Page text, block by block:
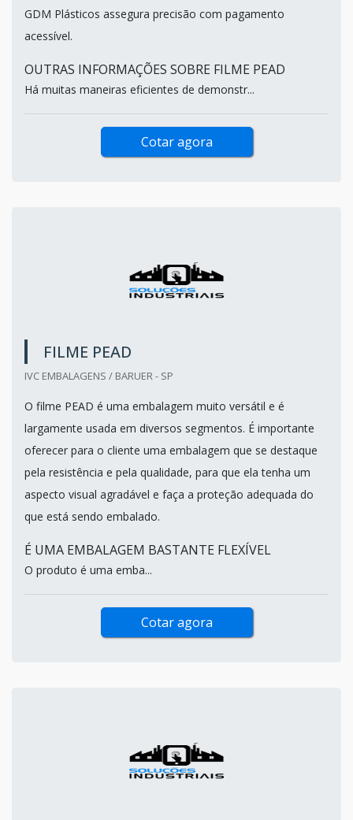
GDM Plásticos assegura precisão com pagamento
acessível.
OUTRAS INFORMAÇÕES SOBRE FILME PEAD
Há muitas maneiras eficientes de demonstr...
Cotar agora
FILME PEAD
IVC EMBALAGENS / BARUER - SP
O filme PEAD é uma embalagem muito versátil e é
largamente usada em diversos segmentos. É importante
oferecer para o cliente uma embalagem que se destaque
pela resistência e pela qualidade, para que ela tenha um
aspecto visual agradável e faça a proteção adequada do
que está sendo embalado.
É UMA EMBALAGEM BASTANTE FLEXÍVEL
O produto é uma emba...
Cotar agora